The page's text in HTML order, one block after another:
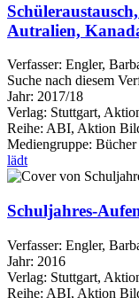
Autralien,
Verfasser: Engler,
Suche nach diesem
Jahr: 2017/18
Verlag: Stuttgart,
Reihe: ABI, Aktion
Mediengruppe: Bücher
lädt
Schuljahres-
Verfasser: Engler,
Jahr: 2016
Verlag: Stuttgart,
Reihe: ABI, Aktion